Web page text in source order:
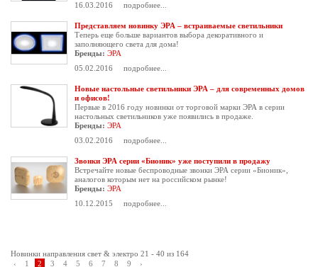
16.03.2016
подробнее...
Представляем новинку ЭРА – встраиваемые светильники
Теперь еще больше вариантов выбора декоративного и
заполняющего света для дома!
Бренды: ЭРА
05.02.2016
подробнее...
Новые настольные светильники ЭРА – для современных домов
и офисов!
Первые в 2016 году новинки от торговой марки ЭРА в серии
настольных светильников уже появились в продаже.
Бренды: ЭРА
03.02.2016
подробнее...
Звонки ЭРА серии «Бионик» уже поступили в продажу
Встречайте новые беспроводные звонки ЭРА серии «Бионик»,
аналогов которым нет на российском рынке!
Бренды: ЭРА
10.12.2015
подробнее...
Новинки направления свет & электро 21 - 40 из 164
‹
1 2 3 4 5 6 7 8 9 ›